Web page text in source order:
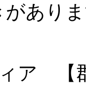
あり
ア 【